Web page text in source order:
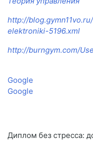
http://
elektroniki-5196.xml
http://burngym.com/
Google
Google
Диплом без стресса: